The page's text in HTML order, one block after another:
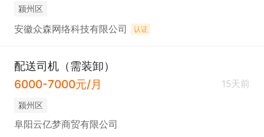
颍州区
安徽众森网络科技有限公司 认证
配送司机（需装卸）
6000-7000元/月
15天前
颍州区
阜阳云亿梦商贸有限公司